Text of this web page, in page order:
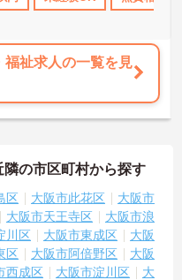
福祉求人の一覧を見
の市区町村から探す
区 大阪市此花区
大阪市
大阪市天王寺区
大阪市浪
川区 大阪市東成区
大阪
区 大阪市阿倍野区
大阪
西成区 大阪市淀川区
大